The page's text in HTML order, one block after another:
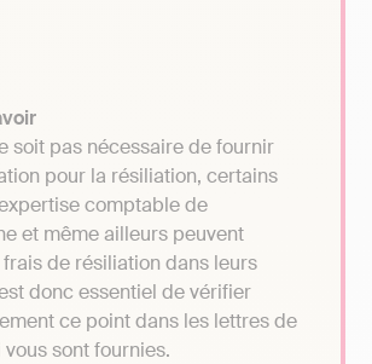
soit pas nécessaire de fournir
pour la résiliation, certains
comptable de
et même ailleurs peuvent
de résiliation dans leurs
donc essentiel de vérifier
ce point dans les lettres de
sont fournies.